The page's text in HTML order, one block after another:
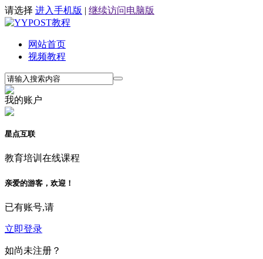
请选择 进入手机版 | 继续访问电脑版
网站首页
视频教程
我的账户
星点互联
教育培训在线课程
亲爱的游客，欢迎！
已有账号,请
立即登录
如尚未注册？